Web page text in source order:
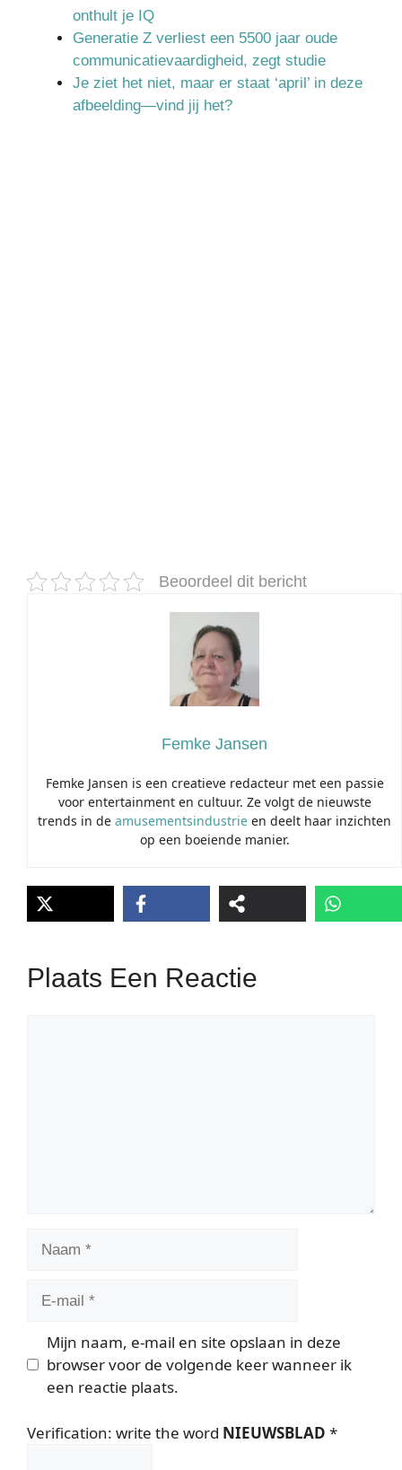
onthult je IQ
Generatie Z verliest een 5500 jaar oude
communicatievaardigheid, zegt studie
Je ziet het niet, maar er staat ‘april’ in deze
afbeelding—vind jij het?
Beoordeel dit bericht
Femke Jansen
Femke Jansen is een creatieve redacteur met een passie
voor entertainment en cultuur. Ze volgt de nieuwste
trends in de amusementsindustrie en deelt haar inzichten
op een boeiende manier.
Plaats Een Reactie
Mijn naam, e-mail en site opslaan in deze
browser voor de volgende keer wanneer ik
een reactie plaats.
Verification: write the word NIEUWSBLAD *